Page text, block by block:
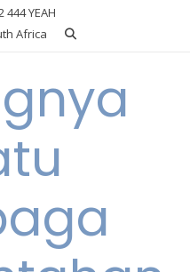
444 YEAH
Africa